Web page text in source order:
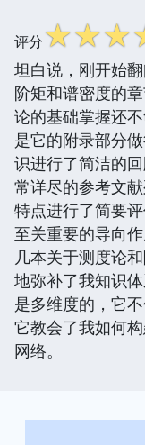
评分☆☆☆
坦白说，刚开始
阶矩和谱密度的
论的基础掌握还
是它的附录部分
识进行了简洁的
常详尽的参考文
特点进行了简要
至关重要的导向
几本关于测度论
地弥补了我知识
是多维度的，它
它教会了我如何
网络。